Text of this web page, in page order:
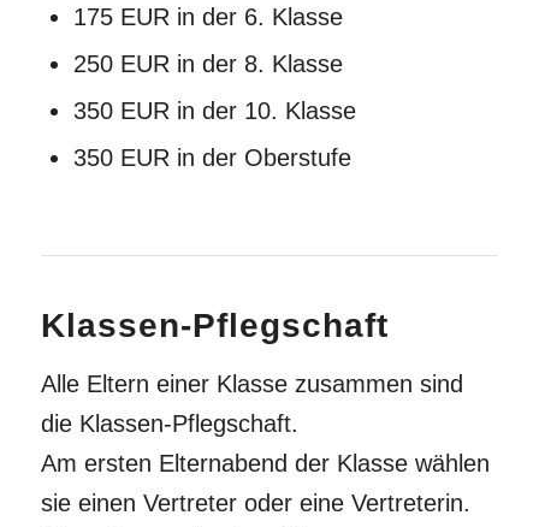
175 EUR in der 6. Klasse
250 EUR in der 8. Klasse
350 EUR in der 10. Klasse
350 EUR in der Oberstufe
Klassen-Pflegschaft
Alle Eltern einer Klasse zusammen sind
die Klassen-Pflegschaft.
Am ersten Elternabend der Klasse wählen
sie einen Vertreter oder eine Vertreterin.